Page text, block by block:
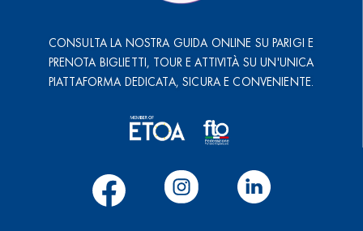
CONSULTA LA NOSTRA GUIDA ONLINE SU PARIGI E
PRENOTA BIGLIETTI, TOUR E ATTIVITÀ SU UN'UNICA
PIATTAFORMA DEDICATA, SICURA E CONVENIENTE.